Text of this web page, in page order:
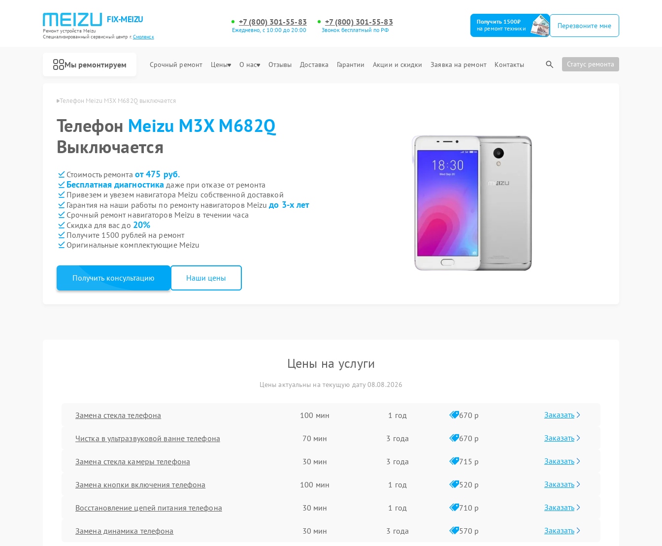
FIX-MEIZU
Ремонт устройств Meizu
Специализированный cервисный центр г.Смоленск
+7 (800) 301-55-83
Ежедневно, с 10:00 до 20:00
+7 (800) 301-55-83
Звонок бесплатный по РФ
Получить 1500₽
на ремонт техники
Перезвоните мне
Мы ремонтируем Срочный ремонт Цены О нас Отзывы Доставка Гарантии Акции и скидки Заявка на ремонт Контакты Статус ремонта
в Смоленске Телефон Meizu M3X M682Q выключается
Телефон Meizu M3X M682Q
Выключается
Стоимость ремонта от 475 руб.
Бесплатная диагностика даже при отказе от ремонта
Привезем и увезем навигатора Meizu собственной доставкой
Гарантия на наши работы по ремонту навигаторов Meizuдо 3-х лет
Срочный ремонт навигаторов Meizu в течении часа
Скидка для вас до 20%
Получите 1500 рублей на ремонт
Оригинальные комплектующие Meizu
Получить консультацию Наши цены
Цены на услуги
Цены актуальны на текущую дату 08.08.2026
Замена стекла телефона 100 мин 1 год 670 р Заказать
Чистка в ультразвуковой ванне телефона 70 мин 3 года 670 р Заказать
Замена стекла камеры телефона 30 мин 3 года 715 р Заказать
Замена кнопки включения телефона 100 мин 1 год 520 р Заказать
Восстановление цепей питания телефона 30 мин 1 год 710 р Заказать
Замена динамика телефона 30 мин 3 года 570 р Заказать